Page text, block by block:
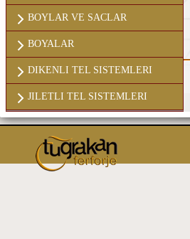
BOYLAR VE SACLAR
BOYALAR
DIKENLI TEL SISTEMLERI
JILETLI TEL SISTEMLERI